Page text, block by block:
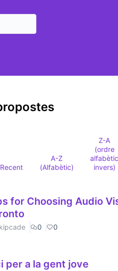
Recent
A-Z
(Alfabètic)
Z-A
(ordre
alfabètic
invers)
for Choosing Audio
kipcade 0 0
per a la gent jove